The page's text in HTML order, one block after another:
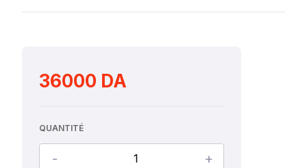
36000 DA
QUANTITÉ
- +